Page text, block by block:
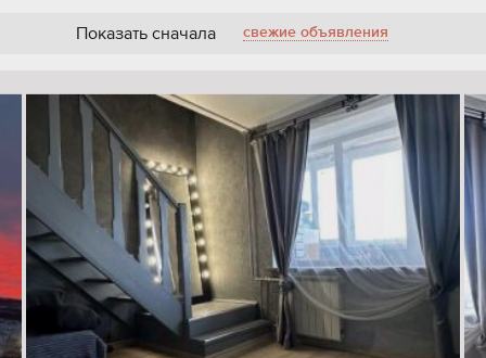
Показать сначала свежие объявления